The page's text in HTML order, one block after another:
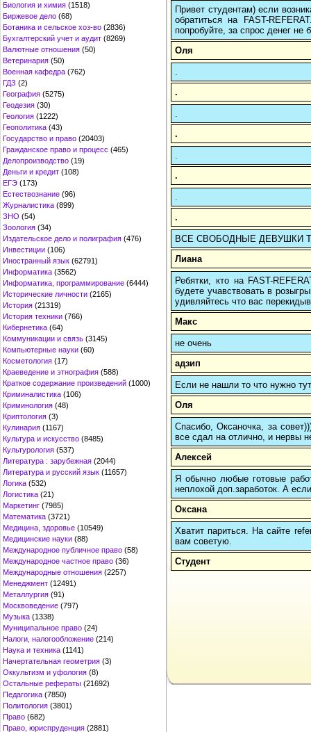
Биология и химия (1518)
Биржевое дело (68)
Ботаника и сельское хоз-во (2836)
Бухгалтерский учет и аудит (8269)
Валютные отношения (50)
Ветеринария (50)
Военная кафедра (762)
ГДЗ (2)
География (5275)
Геодезия (30)
Геология (1222)
Геополитика (43)
Государство и право (20403)
Гражданское право и процесс (465)
Делопроизводство (19)
Деньги и кредит (108)
ЕГЭ (173)
Естествознание (96)
Журналистика (899)
ЗНО (54)
Зоология (34)
Издательское дело и полиграфия (476)
Инвестиции (106)
Иностранный язык (62791)
Информатика (3562)
Информатика, программирование (6444)
Исторические личности (2165)
История (21319)
История техники (766)
Кибернетика (64)
Коммуникации и связь (3145)
Компьютерные науки (60)
Косметология (17)
Краеведение и этнография (588)
Краткое содержание произведений (1000)
Криминалистика (106)
Криминология (48)
Криптология (3)
Кулинария (1167)
Культура и искусство (8485)
Культурология (537)
Литература : зарубежная (2044)
Литература и русский язык (11657)
Логика (532)
Логистика (21)
Маркетинг (7985)
Математика (3721)
Медицина, здоровье (10549)
Медицинские науки (88)
Международное публичное право (58)
Международное частное право (36)
Международные отношения (2257)
Менеджмент (12491)
Металлургия (91)
Москвоведение (797)
Музыка (1338)
Муниципальное право (24)
Налоги, налогообложение (214)
Наука и техника (1141)
Начертательная геометрия (3)
Оккультизм и уфология (8)
Остальные рефераты (21692)
Педагогика (7850)
Политология (3801)
Право (682)
Право, юриспруденция (2881)
Привет студентам) если
обратиться на FAST-
попробуйте, за спрос денег не
Оля
.
.
.
.
ВСЕ СВОБОДНЫЕ ДЕВУШКИ
Лиана
Ребятки, кто на FAST-
будете учавствовать в
удивляйтесь что вас
Макс
не очень
адзип
Если не нашли то что нужно
Оля
Спасибо, Оксаночка, за
все сдал на отлично, и нервы
Алексей
Я обычно любые готовые
неплохой доп.заработок. А
Оксана
Хватит париться. На сайте
вам советую.
Студент